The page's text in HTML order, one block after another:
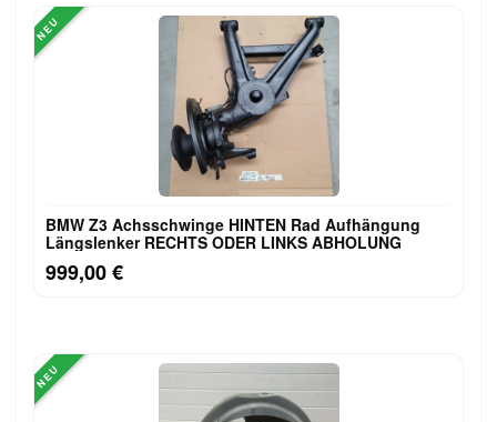
NEU
BMW Z3 Achsschwinge HINTEN Rad Aufhängung
Längslenker RECHTS ODER LINKS ABHOLUNG
999,00 €
NEU